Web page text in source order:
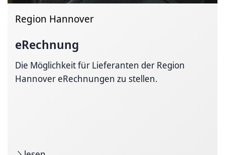
Region Hannover
eRechnung
Die Möglichkeit für Lieferanten der Region
Hannover eRechnungen zu stellen.